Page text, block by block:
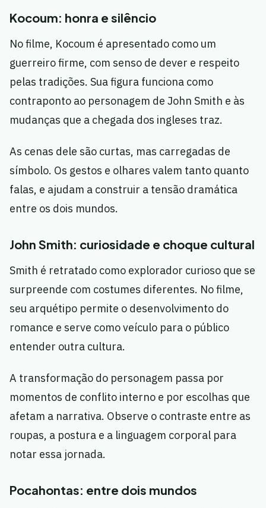
Kocoum: honra e silêncio
No filme, Kocoum é apresentado como um
guerreiro firme, com senso de dever e respeito
pelas tradições. Sua figura funciona como
contraponto ao personagem de John Smith e às
mudanças que a chegada dos ingleses traz.
As cenas dele são curtas, mas carregadas de
símbolo. Os gestos e olhares valem tanto quanto
falas, e ajudam a construir a tensão dramática
entre os dois mundos.
John Smith: curiosidade e choque cultural
Smith é retratado como explorador curioso que se
surpreende com costumes diferentes. No filme,
seu arquétipo permite o desenvolvimento do
romance e serve como veículo para o público
entender outra cultura.
A transformação do personagem passa por
momentos de conflito interno e por escolhas que
afetam a narrativa. Observe o contraste entre as
roupas, a postura e a linguagem corporal para
notar essa jornada.
Pocahontas: entre dois mundos